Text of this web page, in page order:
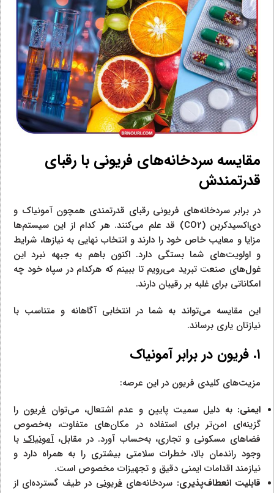
مقایسه سردخانه‌های فریونی با رقبای
قدرتمندش
در برابر سردخانه‌های فریونی رقبای قدرتمندی همچون آمونیاک و
دی‌اکسیدکربن (CO2) قد علم می‌کنند. هر کدام از این سیستم‌ها
مزایا و معایب خاص خود را دارند و انتخاب نهایی به نیازها، شرایط
و اولویت‌های شما بستگی دارد. اکنون باهم به جبهه نبرد این
غول‌های صنعت تبرید می‌رویم تا ببینم که هرکدام در سپاه خود چه
امکاناتی برای غلبه بر رقیبان دارند.
این مقایسه می‌تواند به شما در انتخابی آگاهانه و متناسب با
نیازتان یاری برساند.
۱. فریون در برابر آمونیاک
مزیت‌های کلیدی فریون در این عرصه:
ایمنی: به دلیل سمیت پایین و عدم اشتعال، می‌توانفریون را
گزینه‌ای امن‌تر برای استفاده در مکان‌های متفاوت، به‌خصوص
فضاهای مسکونی و تجاری، به‌حساب آورد. در مقابل،آمونیاکبا
وجود راندمان بالا، خطرات سلامتی بیشتری را به همراه دارد و
نیازمند اقدامات ایمنی دقیق و تجهیزات مخصوص است.
قابلیت انعطاف‌پذیری: سردخانه‌هایفریونی در طیف گسترده‌ای از